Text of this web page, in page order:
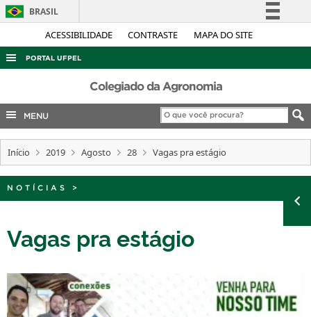
ACESSIBILIDADE CONTRASTE MAPA DO SITE
BRASIL
Simplifique!
Legislação
Canais
PORTAL UFPEL
ACESSO À INFORMAÇÃO
AUDITORIA
COBALTO
CONCURSOS
EDITAIS
INTERNACIONAL
PORTARIAS
Colegiado da Agronomia
MENU
Início 2019 Agosto 28 Vagas pra estágio
NOTÍCIAS >
Vagas pra estágio